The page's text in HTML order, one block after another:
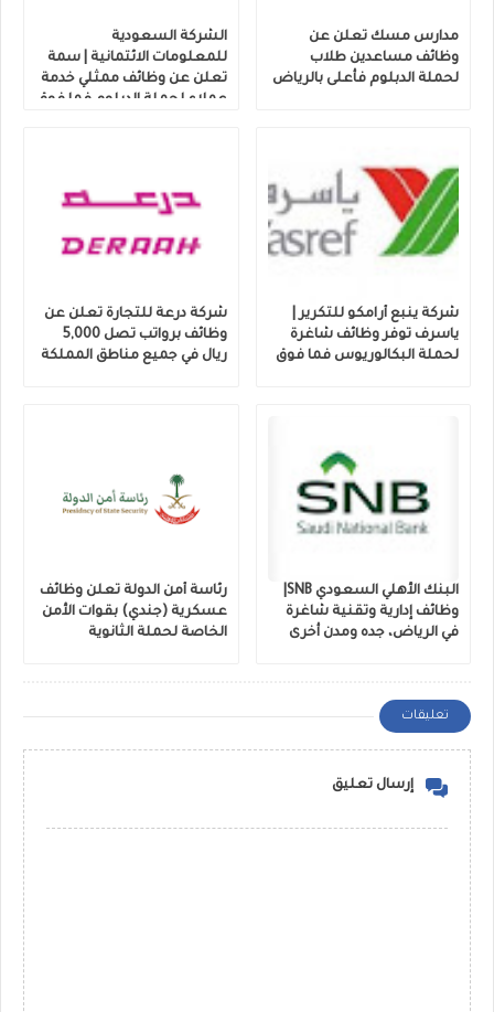
مدارس مسك تعلن عن
وظائف مساعدين طلاب
لحملة الدبلوم فأعلى بالرياض
الشركة السعودية
للمعلومات الائتمانية | سمة
تعلن عن وظائف ممثلي خدمة
عملاء لحملة الدبلوم فما فوق
شركة ينبع أرامكو للتكرير |
ياسرف توفر وظائف شاغرة
لحملة البكالوريوس فما فوق
شركة درعة للتجارة تعلن عن
وظائف برواتب تصل 5,000
ريال في جميع مناطق المملكة
وظائف إدارية وتقنية شاغرة
في الرياض، جده ومدن أخرى
رئاسة أمن الدولة تعلن وظائف
عسكرية (جندي) بقوات الأمن
الخاصة لحملة الثانوية
تعليقات
إرسال تعليق